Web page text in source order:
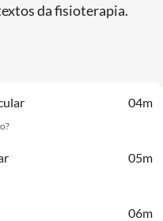
da fisioterapia.
04m
05m
06m